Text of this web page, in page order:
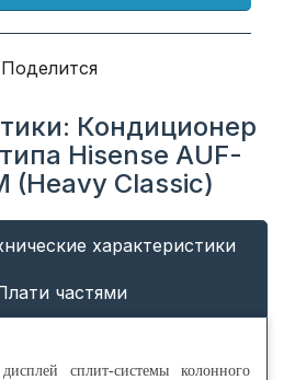
Поделится
Кондиционер
Hisense AUF-
(Heavy Classic)
характеристики
частями
сплит-системы колонного